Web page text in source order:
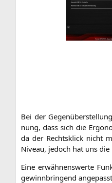
Bei der
nung, dass sich die
da der Rechts­klick nicht
Niveau, jedoch hat uns
Eine erwäh­nens­wer­te
gewinn­brin­gend